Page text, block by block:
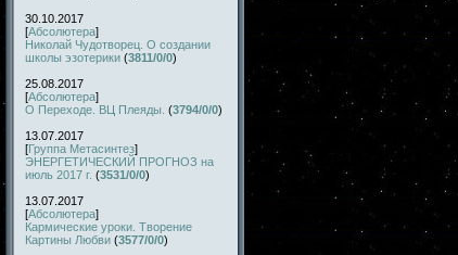
30.10.2017
[Абсолютера]
Николай Чудотворец. О создании
школы эзотерики (3811/0/0)
25.08.2017
[Абсолютера]
О Переходе. ВЦ Плеяды. (3794/0/0)
13.07.2017
[Группа Метасинтез]
ЭНЕРГЕТИЧЕСКИЙ ПРОГНОЗ на
июль 2017 г. (3531/0/0)
13.07.2017
[Абсолютера]
Кармические уроки. Творение
Картины Любви (3577/0/0)